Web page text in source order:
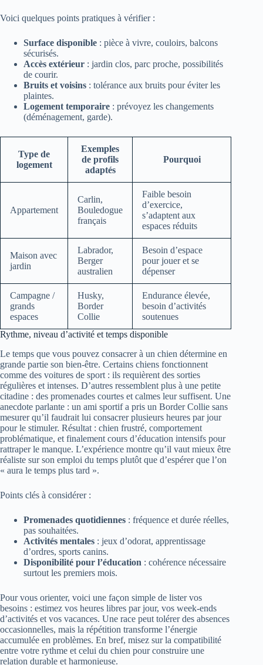
Voici quelques points pratiques à vérifier :
Surface disponible : pièce à vivre, couloirs, balcons
sécurisés.
Accès extérieur : jardin clos, parc proche, possibilités
de courir.
Bruits et voisins : tolérance aux bruits pour éviter les
plaintes.
Logement temporaire : prévoyez les changements
(déménagement, garde).
Type de
logement
Exemples
de profils
adaptés
Pourquoi
Appartement
Carlin,
Bouledogue
français
Faible besoin
d’exercice,
s’adaptent aux
espaces réduits
Maison avec
jardin
Labrador,
Berger
australien
Besoin d’espace
pour jouer et se
dépenser
Campagne /
grands
espaces
Husky,
Border
Collie
Endurance élevée,
besoin d’activités
soutenues
Rythme, niveau d’activité et temps disponible
Le temps que vous pouvez consacrer à un chien détermine en
grande partie son bien-être. Certains chiens fonctionnent
comme des voitures de sport : ils requièrent des sorties
régulières et intenses. D’autres ressemblent plus à une petite
citadine : des promenades courtes et calmes leur suffisent. Une
anecdote parlante : un ami sportif a pris un Border Collie sans
mesurer qu’il faudrait lui consacrer plusieurs heures par jour
pour le stimuler. Résultat : chien frustré, comportement
problématique, et finalement cours d’éducation intensifs pour
rattraper le manque. L’expérience montre qu’il vaut mieux être
réaliste sur son emploi du temps plutôt que d’espérer que l’on
« aura le temps plus tard ».
Points clés à considérer :
Promenades quotidiennes : fréquence et durée réelles,
pas souhaitées.
Activités mentales : jeux d’odorat, apprentissage
d’ordres, sports canins.
Disponibilité pour l’éducation : cohérence nécessaire
surtout les premiers mois.
Pour vous orienter, voici une façon simple de lister vos
besoins : estimez vos heures libres par jour, vos week-ends
d’activités et vos vacances. Une race peut tolérer des absences
occasionnelles, mais la répétition transforme l’énergie
accumulée en problèmes. En bref, misez sur la compatibilité
entre votre rythme et celui du chien pour construire une
relation durable et harmonieuse.